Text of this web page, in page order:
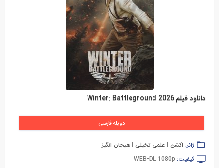
دانلود فیلم Winter: Battleground 2026
دوبله فارسی
ژانر: اکشن | علمی تخیلی | هیجان انگیز
کیفیت: WEB-DL 1080p